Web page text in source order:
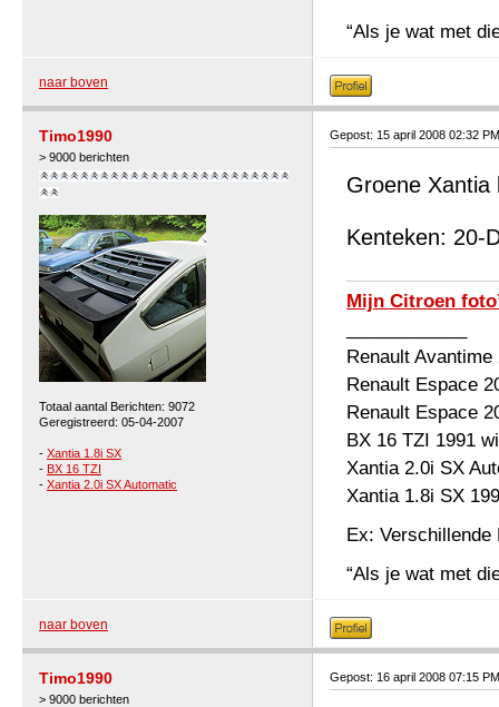
“Als je wat met
naar boven
Timo1990
> 9000 berichten
Totaal aantal Berichten: 9072
Geregistreerd: 05-04-2007
- Xantia 1.8i SX
- BX 16 TZI
- Xantia 2.0i SX Automatic
Gepost: 15 april 2008 02:32 PM
Groene Xantia
Kenteken: 20-
Mijn Citroen
Renault
Renault Espace
Renault Espace
BX 16 TZI 1991
Xantia 2.0i SX
Xantia 1.8i SX
Ex: Verschillende
“Als je wat met
naar boven
Timo1990
> 9000 berichten
Gepost: 16 april 2008 07:15 PM